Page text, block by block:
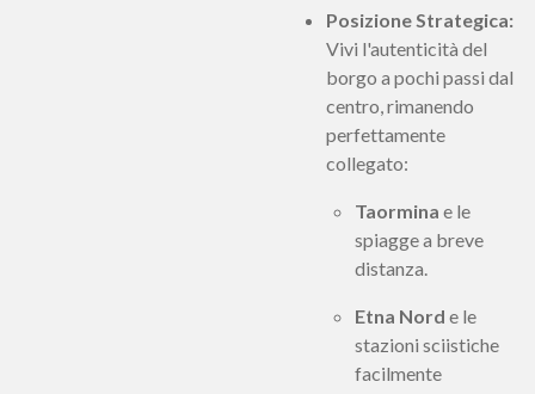
Posizione Strategica:
Vivi l'autenticità del
borgo a pochi passi dal
centro, rimanendo
perfettamente
collegato:
Taormina e le
spiagge a breve
distanza.
Etna Nord e le
stazioni sciistiche
facilmente